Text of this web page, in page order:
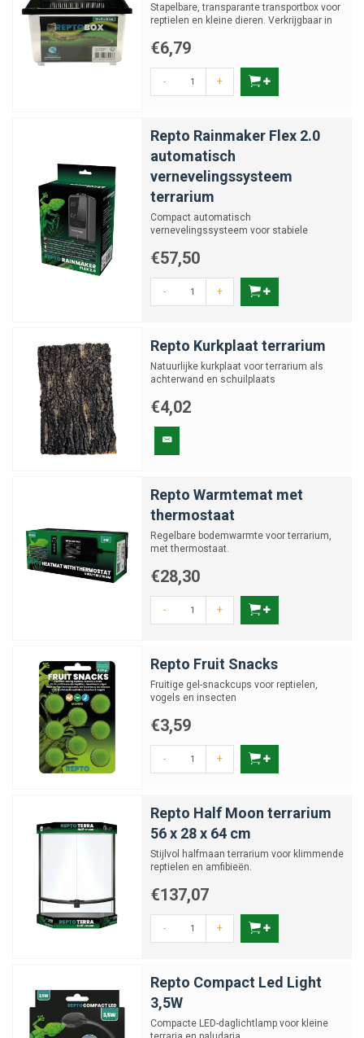
Stapelbare, transparante transportbox voor
reptielen en kleine dieren. Verkrijgbaar in
€6,79
- +
Repto Rainmaker Flex 2.0
automatisch
vernevelingssysteem
terrarium
Compact automatisch
vernevelingssysteem voor stabiele
€57,50
- +
Repto Kurkplaat terrarium
Natuurlijke kurkplaat voor terrarium als
achterwand en schuilplaats
€4,02
Repto Warmtemat met
thermostaat
Regelbare bodemwarmte voor terrarium,
met thermostaat.
€28,30
- +
Repto Fruit Snacks
Fruitige gel-snackcups voor reptielen,
vogels en insecten
€3,59
- +
Repto Half Moon terrarium
56 x 28 x 64 cm
Stijlvol halfmaan terrarium voor klimmende
reptielen en amfibieën.
€137,07
- +
Repto Compact Led Light
3,5W
Compacte LED-daglichtlamp voor kleine